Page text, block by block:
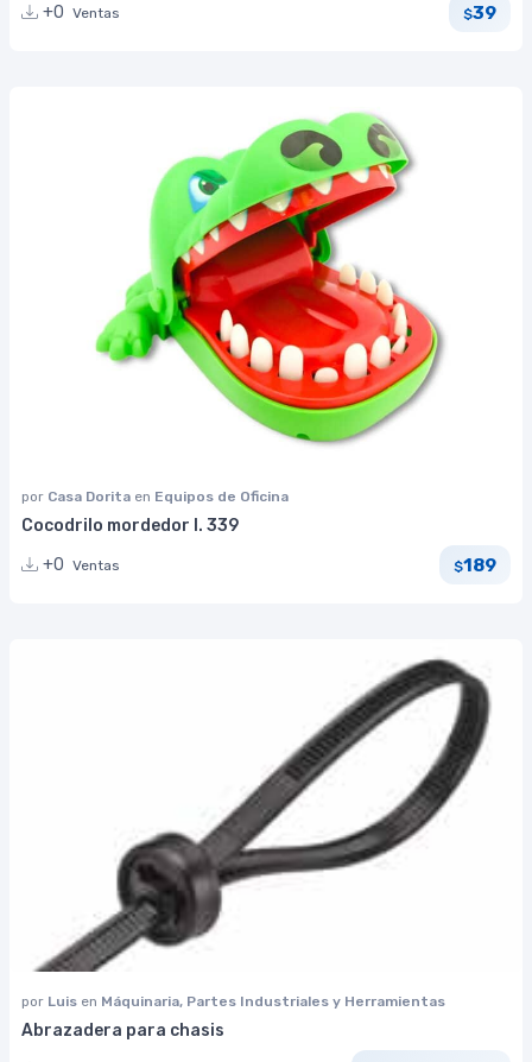
+0 Ventas $39
por Casa Dorita en Equipos de Oficina
Cocodrilo mordedor I. 339
+0 Ventas $189
por Luis en Máquinaria, Partes Industriales y Herramientas
Abrazadera para chasis